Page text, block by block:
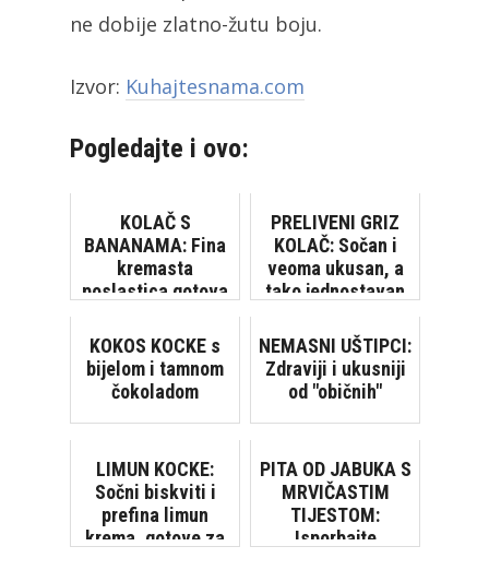
ne dobije zlatno-žutu boju.
Izvor: Kuhajtesnama.com
Pogledajte i ovo:
KOLAČ S
BANANAMA: Fina
kremasta
poslastica gotova
pečenja
PRELIVENI GRIZ
KOLAČ: Sočan i
veoma ukusan, a
tako jednostavan
[VIDEO]
KOKOS KOCKE s
bijelom i tamnom
čokoladom
NEMASNI UŠTIPCI:
Zdraviji i ukusniji
od "običnih"
LIMUN KOCKE:
Sočni biskviti i
prefina limun
krema, gotove za
PITA OD JABUKA S
MRVIČASTIM
TIJESTOM:
Isporbajte